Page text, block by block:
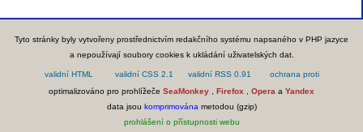
Tyto stránky byly vytvořeny prostřednictvím redakčního systému napsaného v PHP jazyce
a nepoužívají soubory cookies k ukládání uživatelských dat.
optimalizováno pro prohlížeče SeaMonkey Firefox Opera a Yandex
data jsou komprimována metodou (gzip)
prohlášení o přístupnosti webu